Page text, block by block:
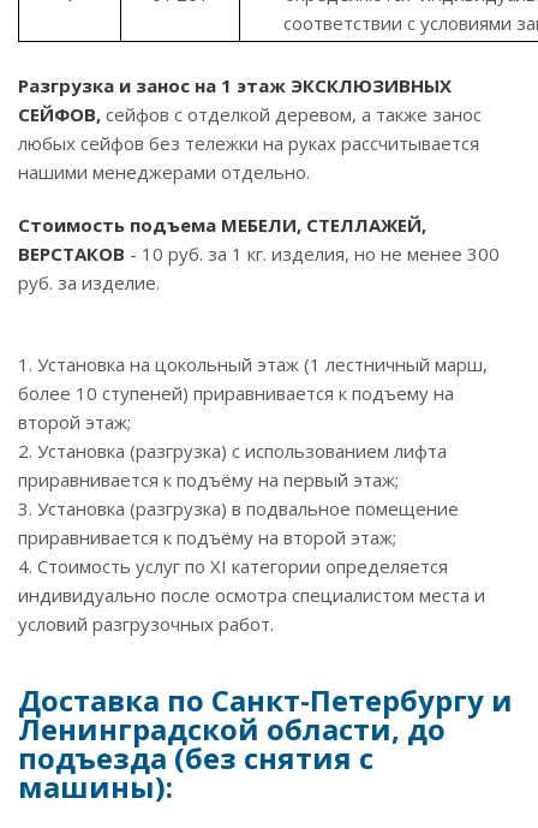
соответствии с условиями
Разгрузка и занос на 1 этаж ЭКСКЛЮЗИВНЫХ
СЕЙФОВ, сейфов с отделкой деревом, а также занос
любых сейфов без тележки на руках рассчитывается
нашими менеджерами отдельно.
Стоимость подъема МЕБЕЛИ, СТЕЛЛАЖЕЙ,
ВЕРСТАКОВ - 10 руб. за 1 кг. изделия, но не менее 300
руб. за изделие.
1. Установка на цокольный этаж (1 лестничный марш,
более 10 ступеней) приравнивается к подъему на
второй этаж;
2. Установка (разгрузка) с использованием лифта
приравнивается к подъёму на первый этаж;
3. Установка (разгрузка) в подвальное помещение
приравнивается к подъёму на второй этаж;
4. Стоимость услуг по ХI категории определяется
индивидуально после осмотра специалистом места и
условий разгрузочных работ.
Доставка по Санкт-Петербургу и
Ленинградской области, до
подъезда (без снятия с
машины):